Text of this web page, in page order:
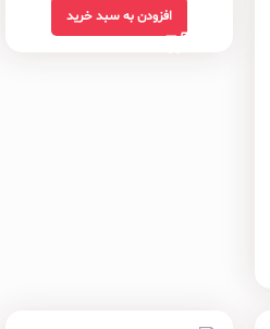
افزودن به سبد خرید